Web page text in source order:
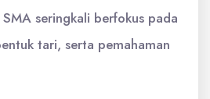
seringkali berfokus pada
tari, serta pemahaman